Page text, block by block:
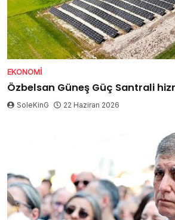
EKONOMI
Özbelsan Güneş Güç Santrali
SoleKinG 22 Haziran 2026